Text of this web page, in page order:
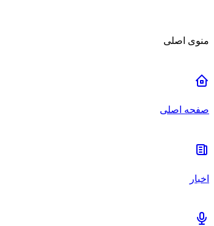
منوی اصلی
صفحه اصلی
اخبار